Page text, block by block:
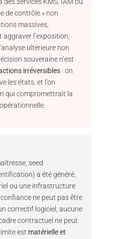
des services KMS, IAM ou
de contrôle » non
massives,
l’exposition,
ultérieure non
souveraine n’est
irréversibles : on
les états, et l’on
qui compromettrait la
seed
a été généré,
ou une infrastructure
ne peut pas être
correctif logiciel, aucune
contractuel ne peut
est matérielle et